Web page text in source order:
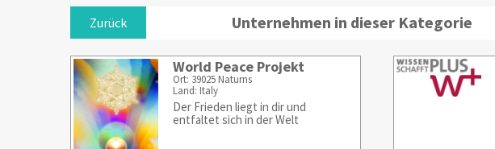
Zurück Unternehmen in dieser Kategorie
World Peace Projekt
Ort: 39025 Naturns
Land: Italy
Der Frieden liegt in dir und
entfaltet sich in der Welt